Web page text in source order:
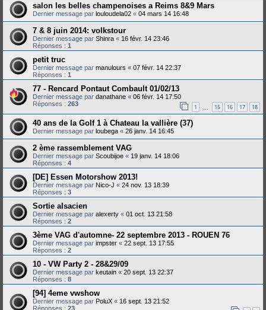
salon les belles champenoises a Reims 8&9 Mars
Dernier message par louloudela02 « 04 mars 14 16:48
7 & 8 juin 2014: volkstour
Dernier message par Shinra « 16 févr. 14 23:46
Réponses : 1
petit truc
Dernier message par manulours « 07 févr. 14 22:37
Réponses : 1
77 - Rencard Pontaut Combault 01/02/13
Dernier message par danathane « 06 févr. 14 17:50
Réponses : 263 1 15 16 17 18
40 ans de la Golf 1 à Chateau la vallière (37)
Dernier message par loubega « 26 janv. 14 16:45
2 ème rassemblement VAG
Dernier message par Scoubijoe « 19 janv. 14 18:06
Réponses : 4
[DE] Essen Motorshow 2013!
Dernier message par Nico-J « 24 nov. 13 18:39
Réponses : 3
Sortie alsacien
Dernier message par alexerty « 01 oct. 13 21:58
Réponses : 2
3ème VAG d'automne- 22 septembre 2013 - ROUEN 76
Dernier message par impster « 22 sept. 13 17:55
Réponses : 2
10 - VW Party 2 - 28&29/09
Dernier message par keutain « 20 sept. 13 22:37
Réponses : 8
[94] 4eme vwshow
Dernier message par PoluX « 16 sept. 13 21:52
Réponses : 23